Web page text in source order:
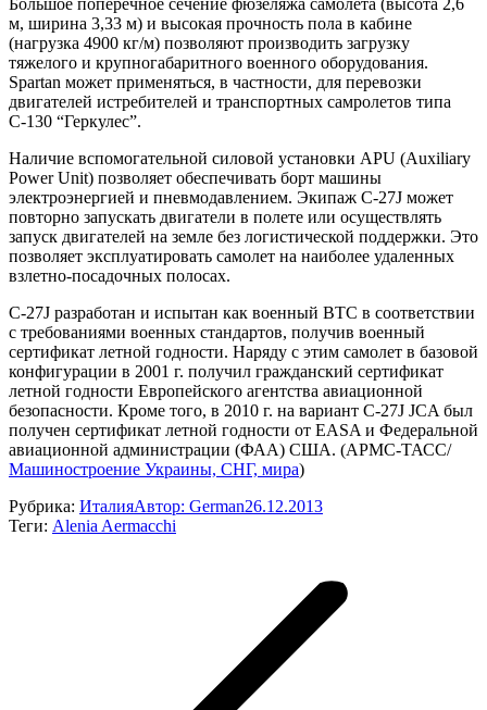
м, ширина 3,33 м) и высокая прочность пола в кабине
(нагрузка 4900 кг/м) позволяют производить загрузку
тяжелого и крупногабаритного военного оборудования.
Spartan может применяться, в частности, для перевозки
двигателей истребителей и транспортных самролетов типа
С-130 “Геркулес”.
Наличие вспомогательной силовой установки APU (Auxiliary
Power Unit) позволяет обеспечивать борт машины
электроэнергией и пневмодавлением. Экипаж C-27J может
повторно запускать двигатели в полете или осуществлять
запуск двигателей на земле без логистической поддержки. Это
позволяет эксплуатировать самолет на наиболее удаленных
взлетно-посадочных полосах.
C-27J разработан и испытан как военный ВТС в соответствии
с требованиями военных стандартов, получив военный
сертификат летной годности. Наряду с этим самолет в базовой
конфигурации в 2001 г. получил гражданский сертификат
летной годности Европейского агентства авиационной
безопасности. Кроме того, в 2010 г. на вариант C-27J JCA был
получен сертификат летной годности от EASA и Федеральной
авиационной администрации (ФАА) США. (АРМС-ТАСС/
Машиностроение Украины, СНГ, мира)
Рубрика: ИталияАвтор: German26.12.2013
Теги: Alenia Aermacchi